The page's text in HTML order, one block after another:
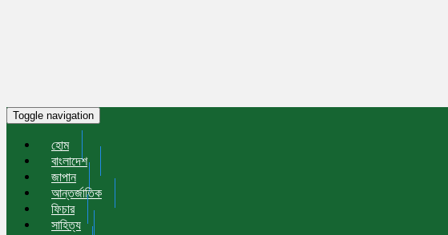
Toggle navigation
হোম
বাংলাদেশ
জাপান
আন্তর্জাতিক
ফিচার
সাহিত্য